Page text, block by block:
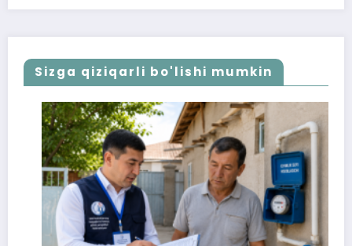
Sizga qiziqarli bo'lishi mumkin